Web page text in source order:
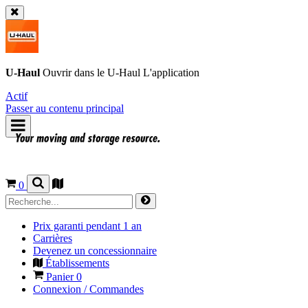
U-Haul Ouvrir dans le U-Haul L'application
Actif
Passer au contenu principal
0
Prix garanti pendant 1 an
Carrières
Devenez un concessionnaire
Établissements
Panier0
Connexion / Commandes